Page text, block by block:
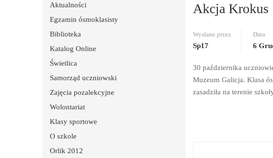
Akcja Krokus
Wysłane przez
Sp17
Data
6
30 października
Muzeum Galicja. Klasa
zasadziła na terenie
Aktualności
Egzamin ósmoklasisty
Biblioteka
Katalog Online
Świetlica
Samorząd uczniowski
Zajęcia pozalekcyjne
Wolontariat
Klasy sportowe
O szkole
Orlik 2012